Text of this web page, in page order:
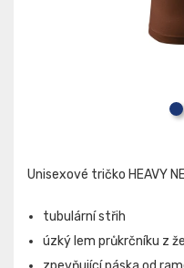
Unisexové tričko HEAVY
tubulární střih
úzký lem průkrčníku z